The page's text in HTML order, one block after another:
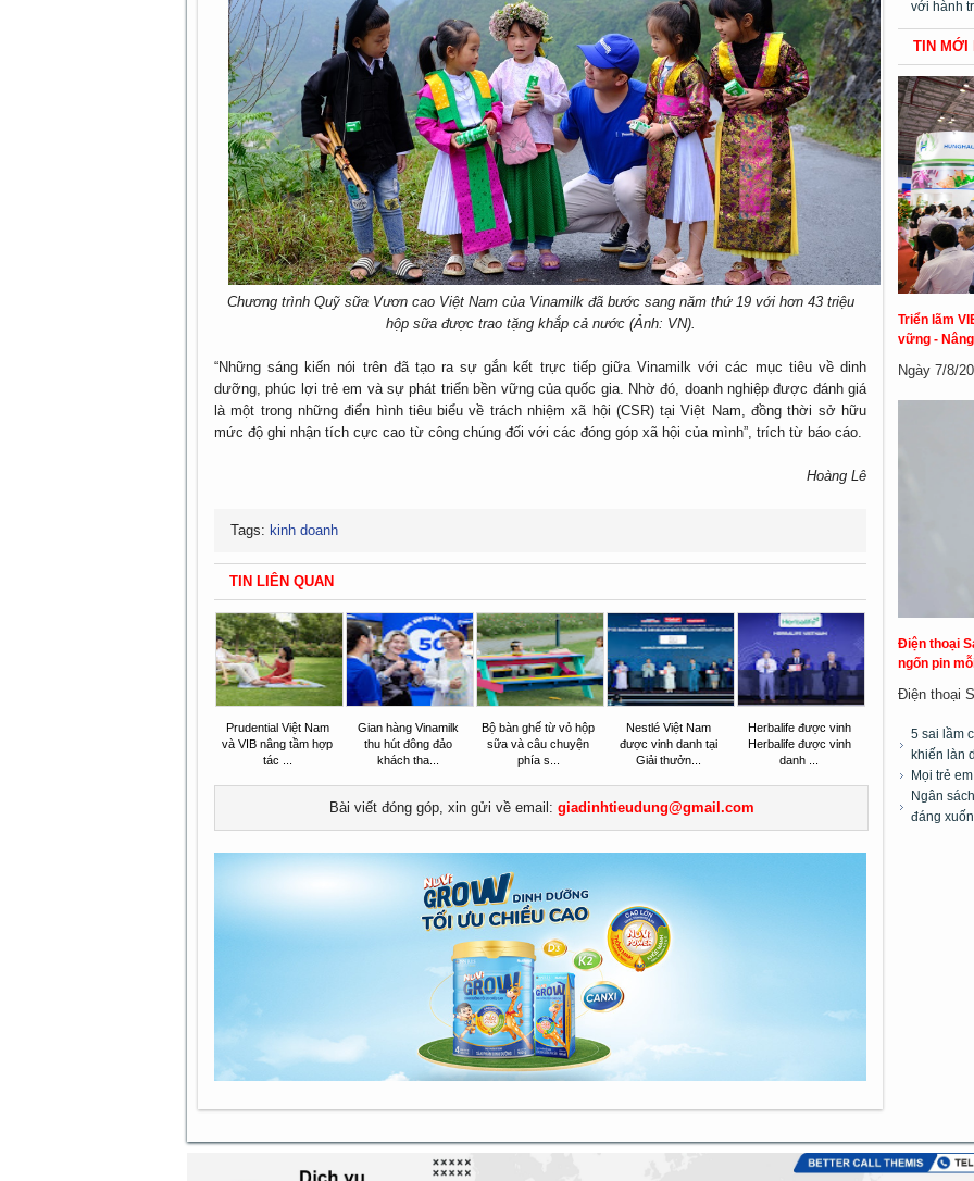
Chương trình Quỹ sữa Vươn cao Việt Nam của Vinamilk đã bước sang năm thứ 19 với hơn 43 triệu
hộp sữa được trao tặng khắp cả nước (Ảnh: VN).
“Những sáng kiến nói trên đã tạo ra sự gắn kết trực tiếp giữa Vinamilk với các mục tiêu về dinh
dưỡng, phúc lợi trẻ em và sự phát triển bền vững của quốc gia. Nhờ đó, doanh nghiệp được đánh giá
là một trong những điển hình tiêu biểu về trách nhiệm xã hội (CSR) tại Việt Nam, đồng thời sở hữu
mức độ ghi nhận tích cực cao từ công chúng đối với các đóng góp xã hội của mình”, trích từ báo cáo.
Hoàng Lê
Tags: kinh doanh
TIN LIÊN QUAN
Prudential Việt Nam
và VIB nâng tầm hợp
tác ...
Gian hàng Vinamilk
thu hút đông đảo
khách tha...
Bộ bàn ghế từ vỏ hộp
sữa và câu chuyện
phía s...
Nestlé Việt Nam
được vinh danh tại
Giải thưởn...
Herbalife được vinh
Herbalife được vinh
danh ...
Bài viết đóng góp, xin gửi về email: giadinhtieudung@gmail.com
với hành
TIN MỚI
Triển lãm
vững -
Ngày 7/8/
Điện thoại
ngốn pin
Điện thoại
5 sai lầm
khiến làn
Mọi trẻ
Ngân
đáng